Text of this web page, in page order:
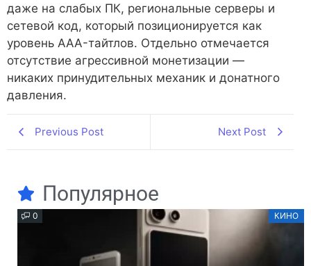
даже на слабых ПК, региональные серверы и
сетевой код, который позиционируется как
уровень AAA-тайтлов. Отдельно отмечается
отсутствие агрессивной монетизации —
никаких принудительных механик и донатного
давления.
Previous Post Next Post
Популярное
0 КИНО